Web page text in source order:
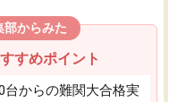
部からみた
すめポイント
からの難関大合格実